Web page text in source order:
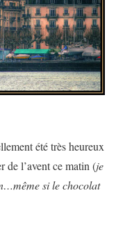
été très heureux
de l’avent ce matin (je
si le chocolat